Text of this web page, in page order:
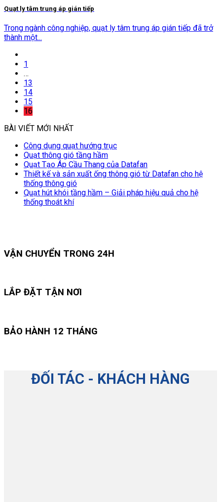
Quạt ly tâm trung áp gián tiếp
Trong ngành công nghiệp, quạt ly tâm trung áp gián tiếp đã trở
thành một...
1
…
13
14
15
16
BÀI VIẾT MỚI NHẤT
Công dụng quạt hướng trục
Quạt thông gió tầng hầm
Quạt Tạo Áp Cầu Thang của Datafan
Thiết kế và sản xuất ống thông gió từ Datafan cho hệ
thống thông gió
Quạt hút khói tầng hầm – Giải pháp hiệu quả cho hệ
thống thoát khí
VẬN CHUYỂN TRONG 24H
LẮP ĐẶT TẬN NƠI
BẢO HÀNH 12 THÁNG
ĐỐI TÁC - KHÁCH HÀNG